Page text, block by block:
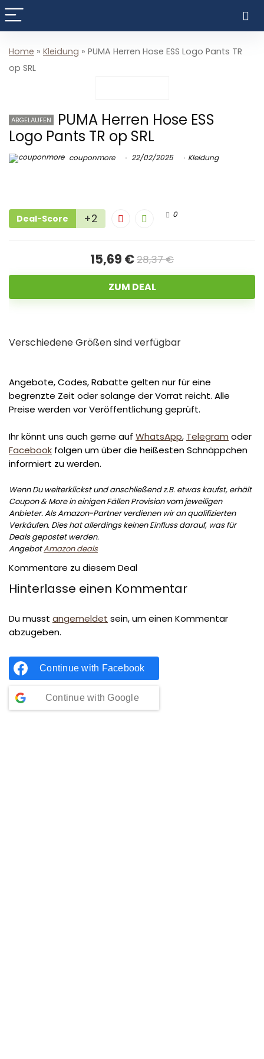
Home » Kleidung » PUMA Herren Hose ESS Logo Pants TR
op SRL
ABGELAUFEN
PUMA Herren Hose ESS
Logo Pants TR op SRL
couponmore 22/02/2025 Kleidung
Deal-Score +2 0
15,69 €28,37 €
ZUM DEAL
Verschiedene Größen sind verfügbar
Angebote, Codes, Rabatte gelten nur für eine
begrenzte Zeit oder solange der Vorrat reicht. Alle
Preise werden vor Veröffentlichung geprüft.
Ihr könnt uns auch gerne auf WhatsApp, Telegram oder
Facebook folgen um über die heißesten Schnäppchen
informiert zu werden.
Wenn Du weiterklickst und anschließend z.B. etwas kaufst, erhält
Coupon & More in einigen Fällen Provision vom jeweiligen
Anbieter. Als Amazon-Partner verdienen wir an qualifizierten
Verkäufen. Dies hat allerdings keinen Einfluss darauf, was für
Deals gepostet werden.
AngebotAmazon deals
Kommentare zu diesem Deal
Hinterlasse einen Kommentar
Du musst angemeldet sein, um einen Kommentar
abzugeben.
Continue with Facebook
Continue with Google